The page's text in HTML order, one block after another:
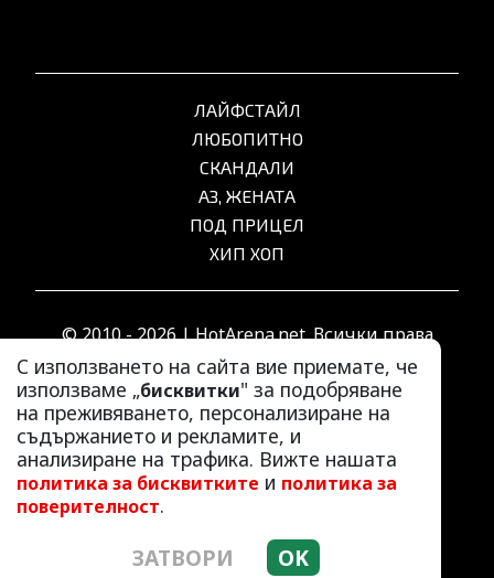
С използването на сайта вие приемате, че
използваме „бисквитки" за подобряване
на преживяването, персонализиране на
съдържанието и рекламите, и
анализиране на трафика. Вижте нашата
политика за бисквитките и политика за
поверителност.
ЗАТВОРИ OK
ЛАЙФСТАЙЛ
ЛЮБОПИТНО
СКАНДАЛИ
АЗ, ЖЕНАТА
ПОД ПРИЦЕЛ
ХИП ХОП
© 2010 - 2026 | HotArena.net. Всички права
запазени.
РЕКЛАМА
КОНТАКТИ
ОБЩИ УСЛОВИЯ
ПОЛИТИКА ЗА ПОВЕРИТЕЛНОСТ
ПОЛИТИКА ЗА БИСКВИТКИТЕ